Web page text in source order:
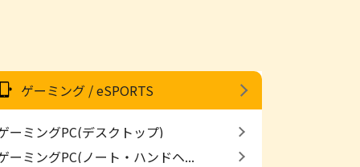
ゲーミング / eSPORTS
ーミングPC(デスクトップ)
ーミングPC(ノート・ハンドヘ...